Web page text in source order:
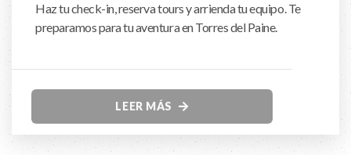
Haz tu check-in, reserva tours y arrienda tu equipo. Te
preparamos para tu aventura en Torres del Paine.
LEER MÁS